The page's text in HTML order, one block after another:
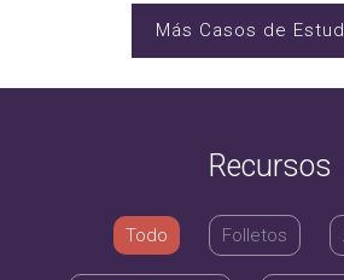
Más Casos de
Recursos
Todo Folletos